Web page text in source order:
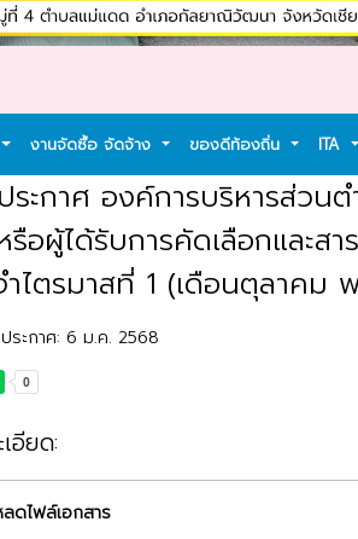
งานจัดซื้อ จัดจ้าง ของดีท้องถิ่น ITA
ระกาศ องค์การบริหารส่วน
รือผู้ได้รับการคัดเลือกและ
ำไตรมาสที่ 1 (เดือนตุลาคม
ระกาศ: 6 ม.ค. 2568
อียด:
ลดไฟล์เอกสาร